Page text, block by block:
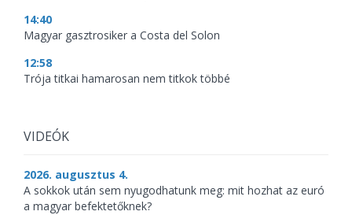
14:40
Magyar gasztrosiker a Costa del Solon
12:58
Trója titkai hamarosan nem titkok többé
VIDEÓK
2026. augusztus 4.
A sokkok után sem nyugodhatunk meg: mit hozhat az euró
a magyar befektetőknek?